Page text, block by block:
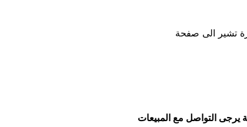
تشير الى صفحة
يرجى التواصل مع المبيعات